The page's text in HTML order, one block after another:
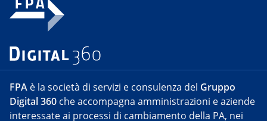
FPA è la società di servizi e consulenza del Gruppo
Digital 360 che accompagna amministrazioni e aziende
interessate ai processi di cambiamento della PA, nei